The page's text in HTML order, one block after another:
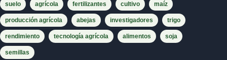
suelo agrícola fertilizantes cultivo maíz
producción agrícola abejas investigadores trigo
rendimiento tecnología agrícola alimentos soja
semillas